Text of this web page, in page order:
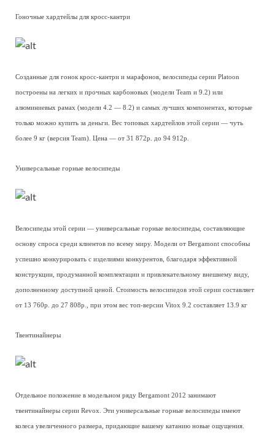
Гоночные хардтейлы для кросс-кантри
Созданные для гонок кросс-кантри и марафонов, велосипеды серии Platoon
построены на легких и прочных карбоновых (модели Team и 9.2) или
алюминиевых рамах (модели 4.2 — 8.2) и самых лучших компонентах, которые
только можно купить за деньги. Вес топовых хардтейлов этой серии — чуть
более 9 кг (версия Team). Цена — от 31 872р. до 94 912р.
Универсальные горные велосипеды
Велосипеды этой серии — универсальные горные велосипеды, составляющие
основу спроса среди клиентов по всему миру. Модели от Bergamont способны
успешно конкурировать с изделиями конкурентов, благодаря эффективной
конструкции, продуманной комплектации и привлекательному внешнему виду,
дополненному доступной ценой. Стоимость велосипедов этой серии составляет
от 13 760р. до 27 808р., при этом вес топ-версии Vitox 9.2 составляет 13.9 кг
Твентинайнеры
Отдельное положение в модельном ряду Bergamont 2012 занимают
твентинайнеры серии Revox. Эти универсальные горные велосипеды имеют
колеса увеличенного размера, придающие вашему катанию новые ощущения.